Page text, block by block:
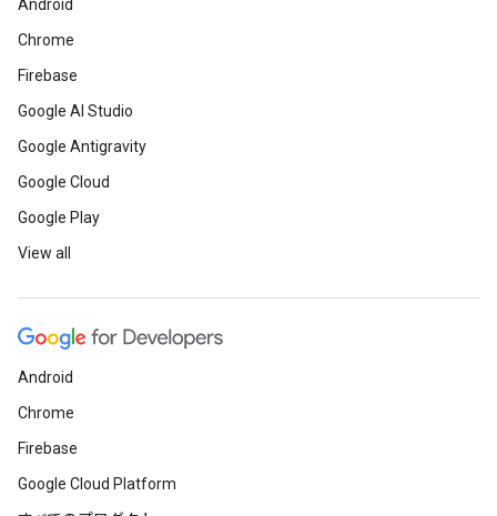
Android
Chrome
Firebase
Google AI Studio
Google Antigravity
Google Cloud
Google Play
View all
Android
Chrome
Firebase
Google Cloud Platform